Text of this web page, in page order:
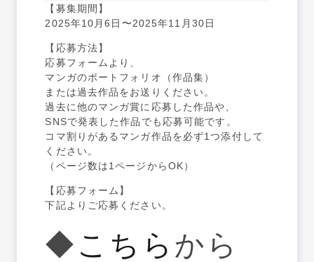
【募集期間】
2025年10月6日〜2025年11月30日
【応募方法】
応募フォームより、
マンガのポートフォリオ（作品集）
または過去作品をお送りください。
過去に他のマンガ賞に応募した作品や、
SNSで発表した作品でも応募可能です。
コマ割りがあるマンガ作品を必ず1つ添付して
ください。
（ページ数は1ページからOK）
【応募フォーム】
下記よりご応募ください。
◆ こちら から